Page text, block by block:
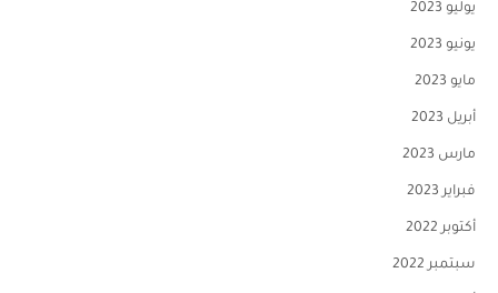
يوليو 2023
يونيو 2023
مايو 2023
أبريل 2023
مارس 2023
فبراير 2023
أكتوبر 2022
سبتمبر 2022